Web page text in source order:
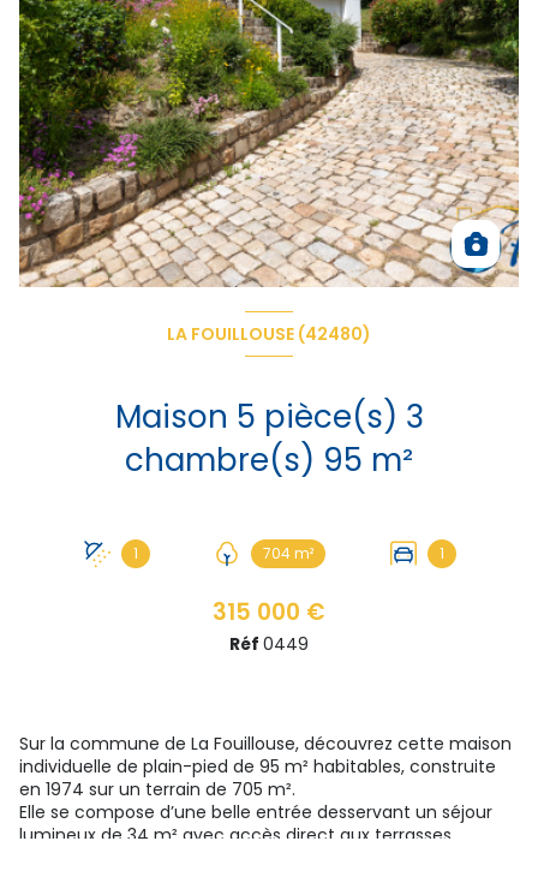
LA FOUILLOUSE (42480)
Maison 5 pièce(s) 3
chambre(s) 95 m²
1 704 m² 1
315 000 €
Réf 0449
Sur la commune de La Fouillouse, découvrez cette maison
individuelle de plain-pied de 95 m² habitables, construite
en 1974 sur un terrain de 705 m².
Elle se compose d’une belle entrée desservant un séjour
lumineux de 34 m² avec accès direct aux terrasses